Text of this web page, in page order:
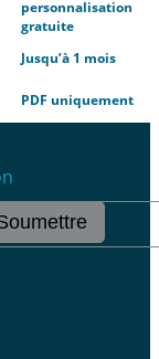
personnalisation
gratuite
Jusqu’à 1 mois
PDF uniquement